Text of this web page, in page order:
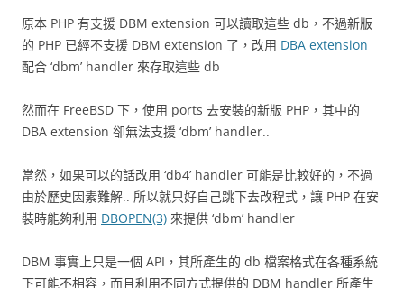
原本 PHP 有支援 DBM extension 可以讀取這些 db，不過新版
的 PHP 已經不支援 DBM extension 了，改用 DBA extension
配合 ‘dbm’ handler 來存取這些 db
然而在 FreeBSD 下，使用 ports 去安裝的新版 PHP，其中的
DBA extension 卻無法支援 ‘dbm’ handler..
當然，如果可以的話改用 ‘db4’ handler 可能是比較好的，不過
由於歷史因素難解.. 所以就只好自己跳下去改程式，讓 PHP 在安
裝時能夠利用 DBOPEN(3) 來提供 ‘dbm’ handler
DBM 事實上只是一個 API，其所產生的 db 檔案格式在各種系統
下可能不相容，而且利用不同方式提供的 DBM handler 所產生